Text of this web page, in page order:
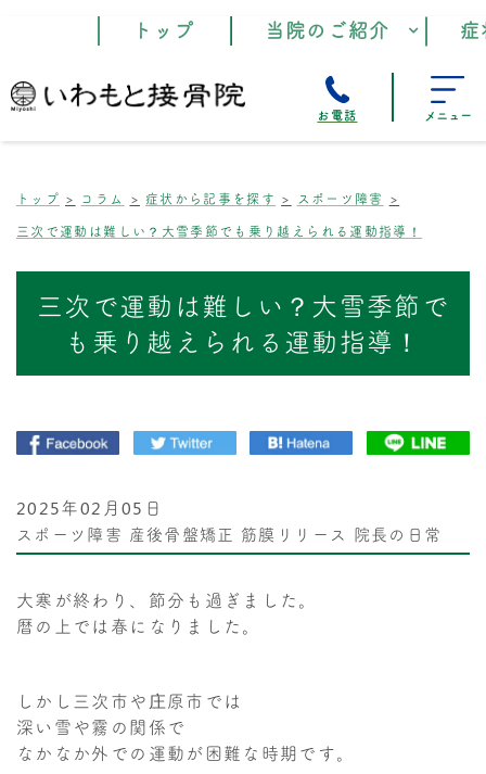
トップ 当院のご紹介
お電話 メニュー
トップ コラム 症状から記事を探す
スポーツ障害
三次で運動は難しい？大雪季節でも乗り越えられる運動指導！
三次で運動は難しい？大雪季節で
も乗り越えられる運動指導！
2025年02月05日
スポーツ障害 産後骨盤矯正 筋膜リリース 院長の日常
大寒が終わり、節分も過ぎました。
暦の上では春になりました。
しかし三次市や庄原市では
深い雪や霧の関係で
なかなか外での運動が困難な時期です。